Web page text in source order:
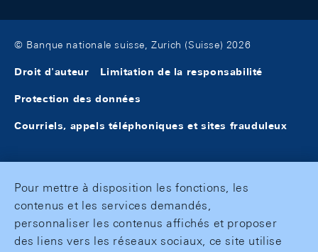
© Banque nationale suisse, Zurich (Suisse) 2026
Droit d'auteur Limitation de la responsabilité
Protection des données
Courriels, appels téléphoniques et sites frauduleux
Pour mettre à disposition les fonctions, les
contenus et les services demandés,
personnaliser les contenus affichés et proposer
des liens vers les réseaux sociaux, ce site utilise